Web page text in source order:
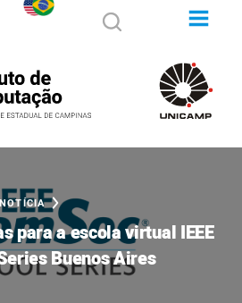
NOTÍCIA
para a escola virtual IEEE
Buenos Aires